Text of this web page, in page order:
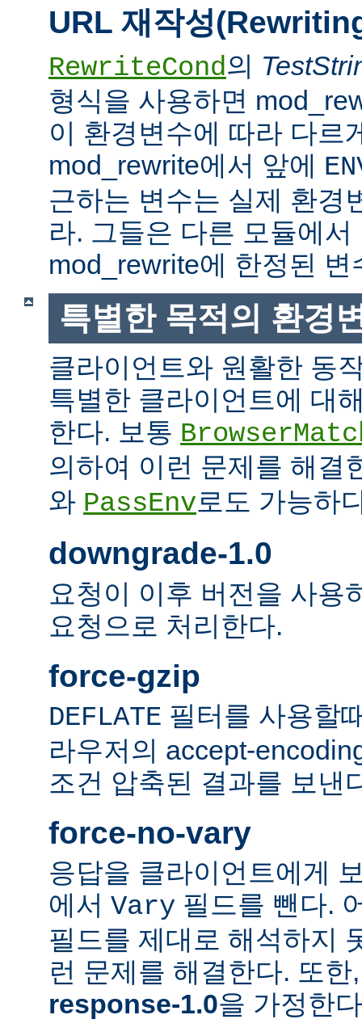
URL 재작성
RewriteCond의
형식을 사용하면
이 환경변수에 따라 다르
mod_rewrite에서 앞에
근하는 변수는 실제 환경
라. 그들은 다른 모듈에
mod_rewrite에 한정된 변
특별한 목적의 환경
클라이언트와 원활한 동
특별한 클라이언트에 대
한다. 보통
의하여 이런 문제를 해결
와 PassEnv로도 가능하
downgrade-1.0
요청이 이후 버전을 사용
요청으로 처리한다.
force-gzip
DEFLATE 필터를 사용할
라우저의 accept-
조건 압축된 결과를 보낸
force-no-vary
응답을 클라이언트에게
에서 Vary 필드를 뺀다.
필드를 제대로 해석하지
런 문제를 해결한다. 또
response-1.0을 가정한